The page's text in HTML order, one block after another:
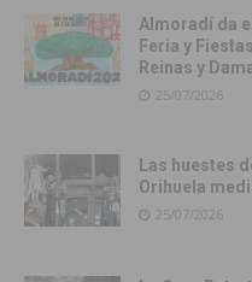
Almoradí da
Feria y
Reinas y
25/07/2026
Las huestes
Orihuela
25/07/2026